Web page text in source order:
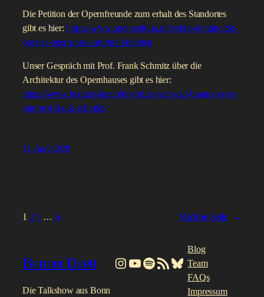
Die Petition der Opernfreunde zum erhalt des Standortes
gibt es hier:https://www.openpetition.de/petition/online/die-
bonner-oper-muss-am-rhein-bleiben
Unser Gespräch mit Prof. Frank Schmitz über die
Architektur des Opernhauses gibt es hier:
https://www.bonner-duett.de/wofuer-steht-die-bonner-oper-
mit-prof-frank-schmitz/
11. April 2026
1 2 3 … 6 Nächste Seite →
Bonner Duett
Die Talkshow aus Bonn
Instagram
YouTube
Spotify
RSS-FeedBluesky
Blog
Team
FAQs
Impressum